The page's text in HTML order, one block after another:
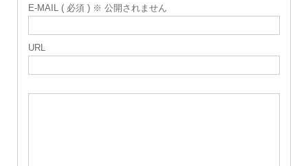
E-MAIL ( 必須 ) ※ 公開されません
URL